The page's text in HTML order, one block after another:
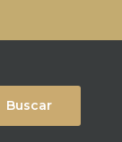
Buscar